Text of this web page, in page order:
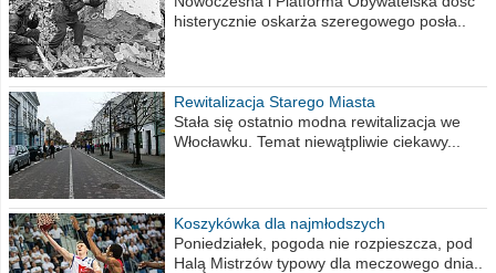
histerycznie oskarża szeregowego posła..
Rewitalizacja Starego Miasta
Stała się ostatnio modna rewitalizacja we
Włocławku. Temat niewątpliwie ciekawy...
Koszykówka dla najmłodszych
Poniedziałek, pogoda nie rozpieszcza, pod
Halą Mistrzów typowy dla meczowego dnia..